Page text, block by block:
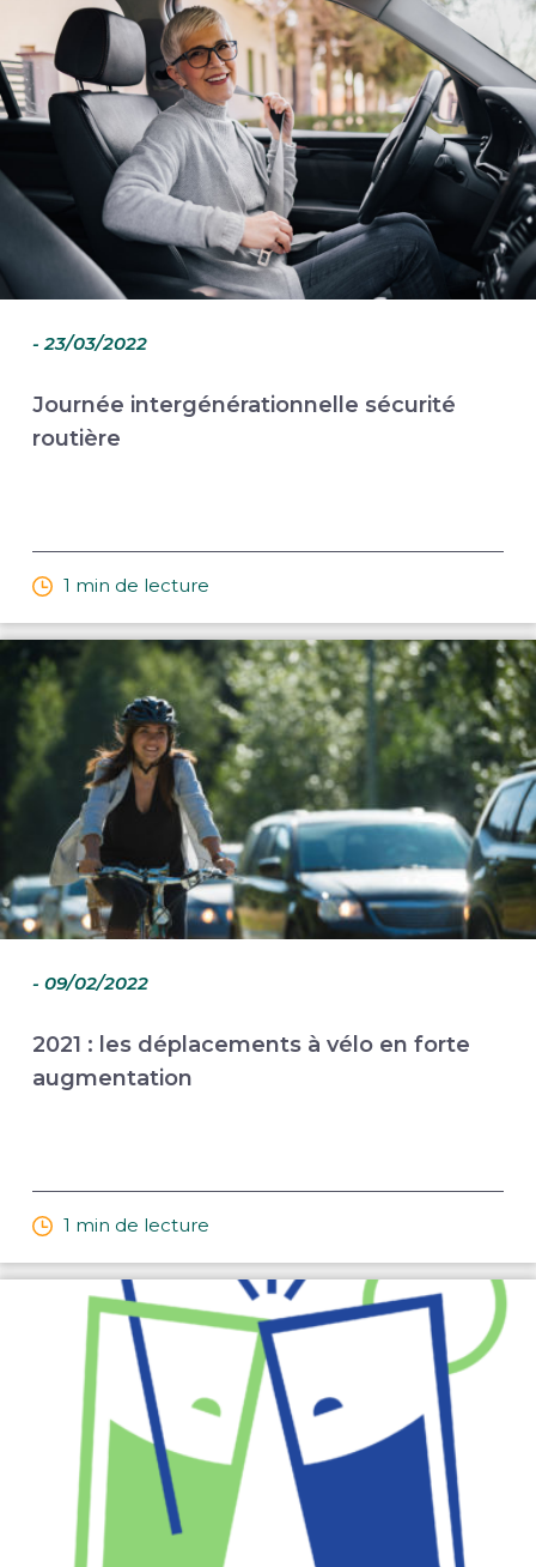
- 23/03/2022
Journée intergénérationnelle sécurité
routière
1 min de lecture
- 09/02/2022
2021 : les déplacements à vélo en forte
augmentation
1 min de lecture